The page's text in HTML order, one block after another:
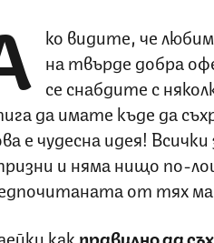
ко видите, че
на твърде добра
се снабдите с
да имате къде да
е чудесна идея!
и няма нищо по-
от тях
как правилно да